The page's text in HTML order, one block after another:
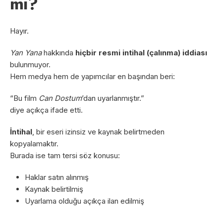
Hayır.
Yan Yanahakkında hiçbir resmi intihal (çalınma) iddiası
bulunmuyor.
Hem medya hem de yapımcılar en başından beri:
“Bu film Can Dostum’dan uyarlanmıştır.”
diye açıkça ifade etti.
İntihal , bir eseri izinsiz ve kaynak belirtmeden
kopyalamaktır.
Burada ise tam tersi söz konusu:
Haklar satın alınmış
Kaynak belirtilmiş
Uyarlama olduğu açıkça ilan edilmiş